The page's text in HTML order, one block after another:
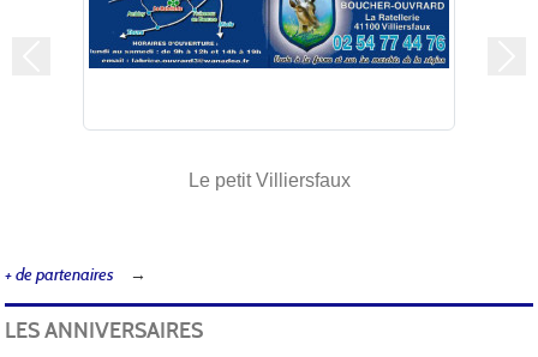
Le petit Villiersfaux
Précedent
+ de partenaires
LES ANNIVERSAIRES